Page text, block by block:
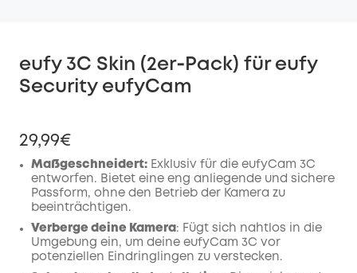
eufy 3C Skin (2er‑Pack) für eufy
Security eufyCam
29,99€
Maßgeschneidert: Exklusiv für die eufyCam 3C
entworfen. Bietet eine eng anliegende und sichere
Passform, ohne den Betrieb der Kamera zu
beeinträchtigen.
Verberge deine Kamera : Fügt sich nahtlos in die
Umgebung ein, um deine eufyCam 3C vor
potenziellen Eindringlingen zu verstecken.